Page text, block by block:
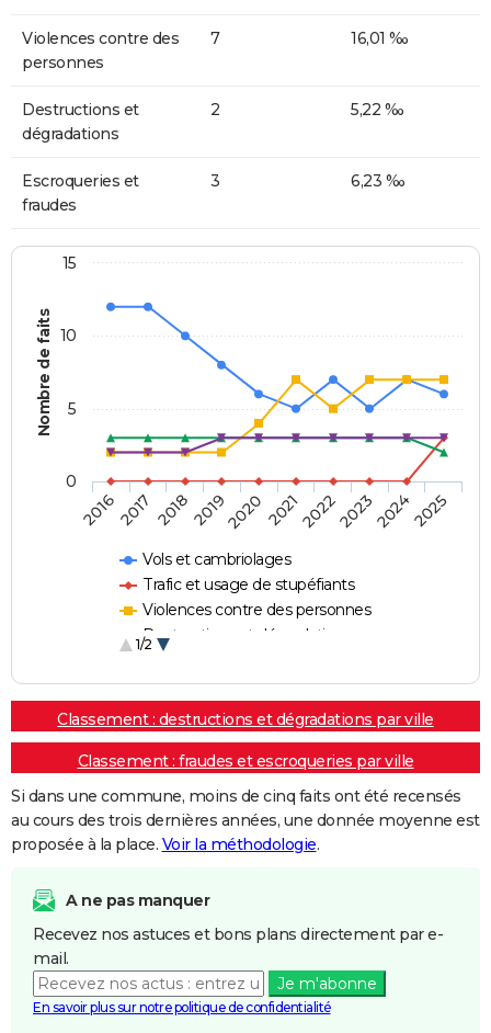
Violences contre des
personnes
7 16,01 ‰
Destructions et
dégradations
2 5,22 ‰
Escroqueries et
fraudes
3 6,23 ‰
Nombre de faits
Vols et cambriolages
Trafic et usage de stupéfiants
Violences contre des personnes
Destructions et dégradations
1/2
20162017 20182019202020212022202320242025
0
5
10
15
Classement : destructions et dégradations par ville
Classement : fraudes et escroqueries par ville
Si dans une commune, moins de cinq faits ont été recensés
au cours des trois dernières années, une donnée moyenne est
proposée à la place. Voir la méthodologie.
A ne pas manquer
Recevez nos astuces et bons plans directement par e-
mail.
Je m'abonne
En savoir plus sur notre politique de confidentialité